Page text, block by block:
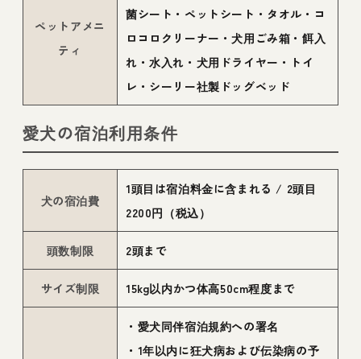
ペットアメニ
ティ
菌シート・ペットシート・タオル・コ
ロコロクリーナー・犬用ごみ箱・餌入
れ・水入れ・犬用ドライヤー・トイ
レ・シーリー社製ドッグベッド
愛犬の宿泊利用条件
犬の宿泊費
1頭目は宿泊料金に含まれる / 2頭目
2200円（税込）
頭数制限 2頭まで
サイズ制限 15kg以内かつ体高50cm程度まで
・愛犬同伴宿泊規約への署名
・1年以内に狂犬病および伝染病の予